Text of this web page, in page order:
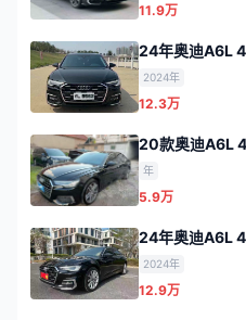
11.9万
24年奥迪A6L
2024年
12.3万
20款奥迪A6L
年
5.9万
24年奥迪A6L
2024年
12.9万